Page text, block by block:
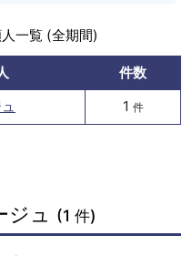
一覧 (全期間)
件数
1 件
ュ (1 件)